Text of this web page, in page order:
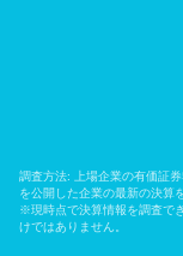
調査方法: 上場企業の有価証
を公開した企業の最新の決算
※現時点で決算情報を調査で
けではありません。